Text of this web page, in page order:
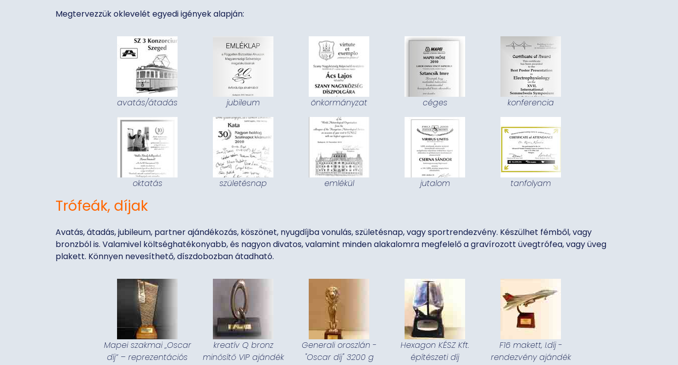
Megtervezzük oklevelét egyedi igények alapján:
avatás/átadás jubileum önkormányzat céges konferencia
oktatás születésnap emlékül jutalom tanfolyam
Trófeák, díjak
Avatás, átadás, jubileum, partner ajándékozás, köszönet, nyugdíjba vonulás, születésnap, vagy sportrendezvény. Készülhet fémből, vagy
bronzból is. Valamivel költséghatékonyabb, és nagyon divatos, valamint minden alakalomra megfelelő a gravírozott üvegtrófea, vagy üveg
plakett. Könnyen nevesíthető, díszdobozban átadható.
Mapei szakmai „Oscar
díj” – reprezentációs
kreatív Q bronz
minősítő VIP ajándék
Generali oroszlán -
"Oscar díj" 3200 g
Hexagon KÉSZ Kft.
építészeti díj
F16 makett, I.díj -
rendezvény ajándék